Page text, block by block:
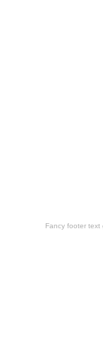
Fancy footer